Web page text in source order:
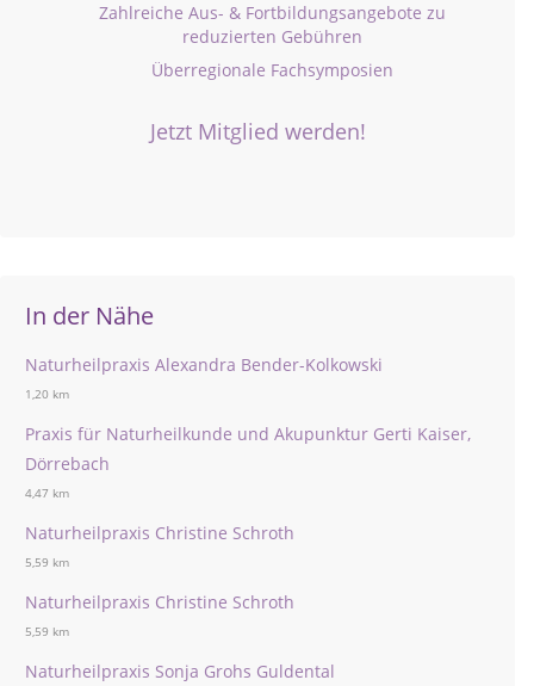
Zahlreiche Aus- & Fortbildungsangebote zu
reduzierten Gebühren
Überregionale Fachsymposien
Jetzt Mitglied werden!
In der Nähe
Naturheilpraxis Alexandra Bender-Kolkowski
1,20 km
Praxis für Naturheilkunde und Akupunktur Gerti Kaiser,
Dörrebach
4,47 km
Naturheilpraxis Christine Schroth
5,59 km
Naturheilpraxis Christine Schroth
5,59 km
Naturheilpraxis Sonja Grohs Guldental